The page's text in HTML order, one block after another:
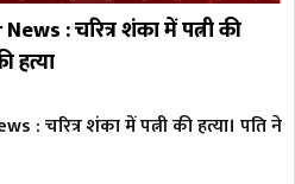
: चरित्र शंका में पत्नी की
हत्या
: चरित्र शंका में पत्नी की हत्या। पति ने